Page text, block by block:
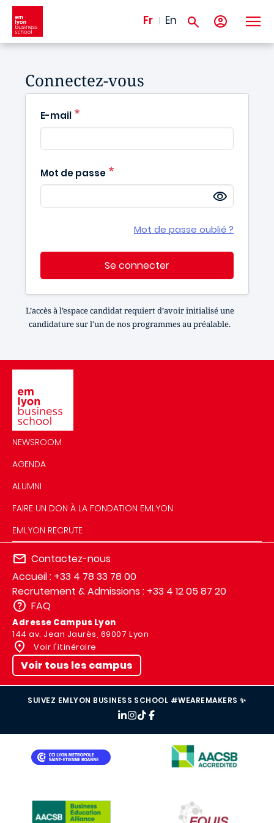
Aller au contenu principal
Fr En
Connectez-vous
E-mail
Mot de passe
Mot de passe oublié ?
Se connecter
L’accès à l’espace candidat requiert d’avoir initialisé une
candidature sur l’un de nos programmes au préalable.
NEWSROOM
AGENDA
ALUMNI
FAIRE UN DON À LA FONDATION EMLYON
EMLYON RECRUTE
Contactez-nous
Accueil : +33 4 78 33 78 00
Recrutement & Admissions : +33 4 12 05 87 20
FAQ
Adresse Campus Lyon
144 av. Jean Jaurès, 69007 Lyon
Voir l'itinéraire
Voir tous les campus
SUIVEZ EMLYON BUSINESS SCHOOL #WEAREMAKERS ✨
IMAGE